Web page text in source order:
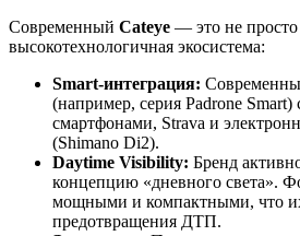
Современный Cateye — это не
высокотехнологичная экосистема:
Smart-интеграция:
(например, серия Padrone
смартфонами, Strava и
(Shimano Di2).
Daytime Visibility: Бренд
концепцию «дневного света».
мощными и компактными, что
предотвращения ДТП.